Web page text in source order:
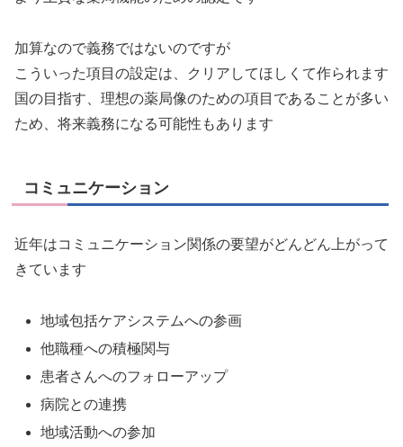
加算なので義務ではないのですが
こういった項目の設定は、クリアしてほしくて作られます
国の目指す、理想の薬局像のための項目であることが多い
ため、将来義務になる可能性もあります
コミュニケーション
近年はコミュニケーション関係の要望がどんどん上がって
きています
地域包括ケアシステムへの参画
他職種への積極関与
患者さんへのフォローアップ
病院との連携
地域活動への参加